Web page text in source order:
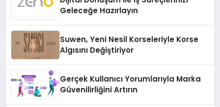
Geleceğe Hazırlayın
Suwen, Yeni Nesil Korseleriyle Korse
Algısını Değiştiriyor
Gerçek Kullanıcı Yorumlarıyla Marka
Güvenilirliğini Artırın